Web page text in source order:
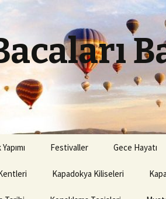
Festivaller Gece Hayatı
Kapadokya Kiliseleri